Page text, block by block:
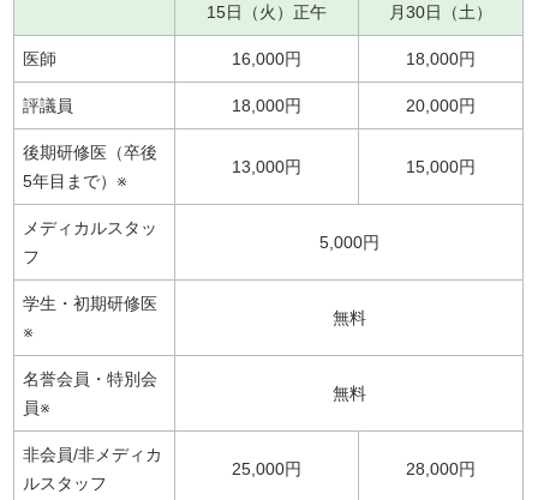
15日（火）正午
月30日（土）
医師 16,000円 18,000円
評議員 18,000円 20,000円
後期研修医（卒後
5年目まで）※
13,000円 15,000円
メディカルスタッ
フ
5,000円
学生・初期研修医
※
無料
名誉会員・特別会
員※
無料
非会員/非メディカ
ルスタッフ
25,000円 28,000円